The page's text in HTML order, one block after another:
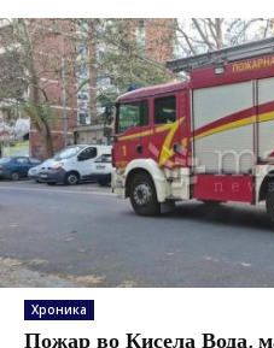
Хроника
Пожар во Кисела Вода,